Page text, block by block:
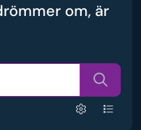
om, är